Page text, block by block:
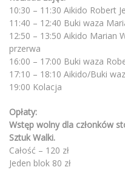
10:30 – 11:30 Aikido Robert
11:40 – 12:40 Buki waza
12:50 – 13:50 Aikido Marian
przerwa
16:00 – 17:00 Buki waza
17:10 – 18:10 Aikido/Buki
19:00 Kolacja
Opłaty:
Wstęp wolny dla członków
Sztuk Walki.
Całość – 120 zł
Jeden blok 80 zł